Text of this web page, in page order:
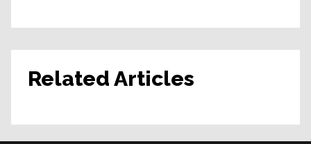
Related Articles